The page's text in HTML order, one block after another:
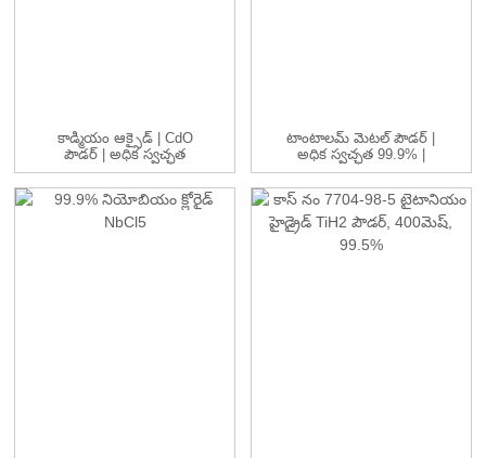
కాడ్మియం ఆక్సైడ్ | CdO
పౌడర్ | అధిక స్వచ్ఛత
99% &#...
టాంటాలమ్ మెటల్ పౌడర్ |
అధిక స్వచ్ఛత 99.9% |
అధిక ...